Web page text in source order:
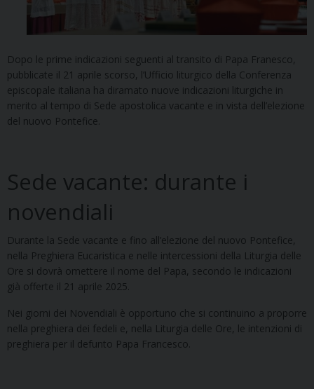
Dopo le prime indicazioni seguenti al transito di Papa Franesco,
pubblicate il 21 aprile scorso, l’Ufficio liturgico della Conferenza
episcopale italiana ha diramato nuove indicazioni liturgiche in
merito al tempo di Sede apostolica vacante e in vista dell’elezione
del nuovo Pontefice.
Sede vacante: durante i
novendiali
Durante la Sede vacante e fino all’elezione del nuovo Pontefice,
nella Preghiera Eucaristica e nelle intercessioni della Liturgia delle
Ore si dovrà omettere il nome del Papa, secondo le indicazioni
già offerte il 21 aprile 2025.
Nei giorni dei Novendiali è opportuno che si continuino a proporre
nella preghiera dei fedeli e, nella Liturgia delle Ore, le intenzioni di
preghiera per il defunto Papa Francesco.